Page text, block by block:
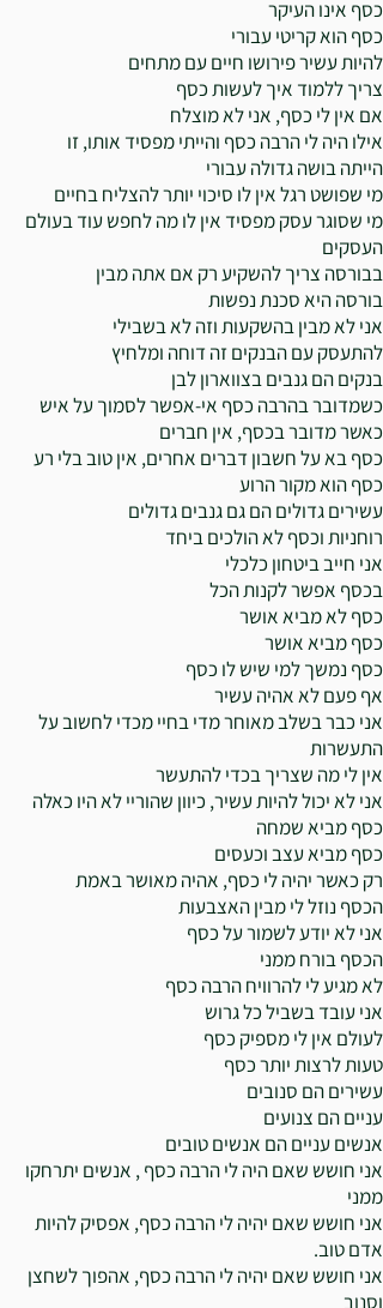
כסף אינו העיקר
כסף הוא קריטי עבורי
להיות עשיר פירושו חיים עם מתחים
צריך ללמוד איך לעשות כסף
אם אין לי כסף, אני לא מוצלח
אילו היה לי הרבה כסף והייתי מפסיד אותו, זו
הייתה בושה גדולה עבורי
מי שפושט רגל אין לו סיכוי יותר להצליח בחיים
מי שסוגר עסק מפסיד אין לו מה לחפש עוד בעולם
העסקים
בבורסה צריך להשקיע רק אם אתה מבין
בורסה היא סכנת נפשות
אני לא מבין בהשקעות וזה לא בשבילי
להתעסק עם הבנקים זה דוחה ומלחיץ
בנקים הם גנבים בצווארון לבן
כשמדובר בהרבה כסף אי-אפשר לסמוך על איש
כאשר מדובר בכסף, אין חברים
כסף בא על חשבון דברים אחרים, אין טוב בלי רע
כסף הוא מקור הרוע
עשירים גדולים הם גם גנבים גדולים
רוחניות וכסף לא הולכים ביחד
אני חייב ביטחון כלכלי
בכסף אפשר לקנות הכל
כסף לא מביא אושר
כסף מביא אושר
כסף נמשך למי שיש לו כסף
אף פעם לא אהיה עשיר
אני כבר בשלב מאוחר מדי בחיי מכדי לחשוב על
התעשרות
אין לי מה שצריך בכדי להתעשר
אני לא יכול להיות עשיר, כיוון שהוריי לא היו כאלה
כסף מביא שמחה
כסף מביא עצב וכעסים
רק כאשר יהיה לי כסף, אהיה מאושר באמת
הכסף נוזל לי מבין האצבעות
אני לא יודע לשמור על כסף
הכסף בורח ממני
לא מגיע לי להרוויח הרבה כסף
אני עובד בשביל כל גרוש
לעולם אין לי מספיק כסף
טעות לרצות יותר כסף
עשירים הם סנובים
עניים הם צנועים
אנשים עניים הם אנשים טובים
אני חושש שאם היה לי הרבה כסף , אנשים יתרחקו
ממני
אני חושש שאם יהיה לי הרבה כסף, אפסיק להיות
אדם טוב.
אני חושש שאם יהיה לי הרבה כסף, אהפוך לשחצן
וסנוב